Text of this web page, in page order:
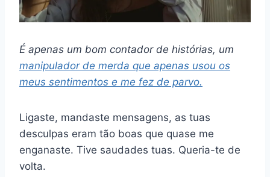
É apenas um bom contador de histórias, um
manipulador de merda que apenas usou os
meus sentimentos e me fez de parvo.
Ligaste, mandaste mensagens, as tuas
desculpas eram tão boas que quase me
enganaste. Tive saudades tuas. Queria-te de
volta.